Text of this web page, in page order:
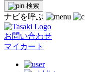
検索
ナビを呼ぶ
お問い合わせ
マイカート